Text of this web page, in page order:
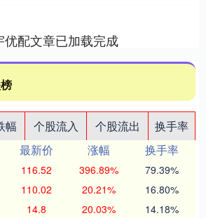
优配文章已加载完成
幅 个股流入 个股流出
换手率
最新价 涨幅
换手率
116.52 396.89% 79.39%
110.02 20.21% 16.80%
14.8 20.03% 14.18%